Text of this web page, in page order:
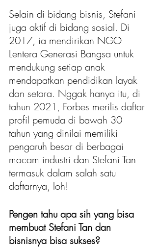
Selain di bidang bisnis, Stefani
juga aktif di bidang sosial. Di
2017, ia mendirikan NGO
Lentera Generasi Bangsa untuk
mendukung setiap anak
mendapatkan pendidikan layak
dan setara. Nggak hanya itu, di
tahun 2021, Forbes merilis daftar
profil pemuda di bawah 30
tahun yang dinilai memiliki
pengaruh besar di berbagai
macam industri dan Stefani Tan
termasuk dalam salah satu
daftarnya, loh!
Pengen tahu apa sih yang bisa
membuat Stefani Tan dan
bisnisnya bisa sukses?